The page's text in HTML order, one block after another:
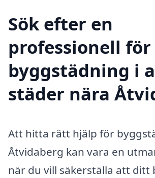
Sök efter en
professionell för
byggstädning i
städer nära
Att hitta rätt hjälp för
Åtvidaberg kan vara en
när du vill säkerställa att ditt